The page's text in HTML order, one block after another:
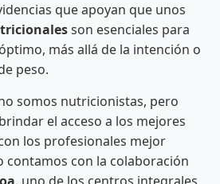
que apoyan que unos
son esenciales para
más allá de la intención o
peso.
somos nutricionistas, pero
el acceso a los mejores
los profesionales mejor
contamos con la colaboración